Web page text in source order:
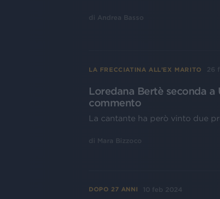
di Andrea Basso
LA FRECCIATINA ALL’EX MARITO 26
Loredana Bertè seconda a
commento
La cantante ha però vinto due
di Mara Bizzoco
DOPO 27 ANNI 10 feb 2024